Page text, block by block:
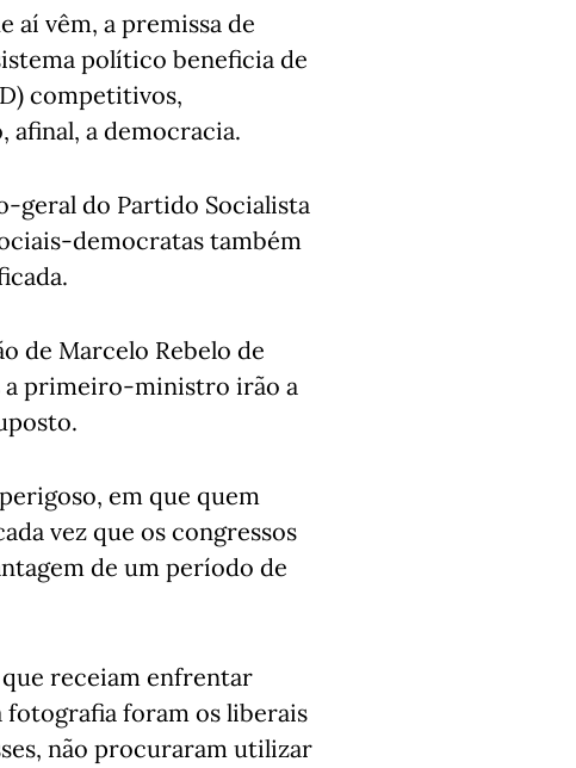
aí vêm, a premissa de
político beneficia de
competitivos,
afinal, a democracia.
geral do Partido Socialista
democratas também
de Marcelo Rebelo de
a primeiro-ministro irão a
em que quem
vez que os congressos
de um período de
receiam enfrentar
fotografia foram os liberais
não procuraram utilizar